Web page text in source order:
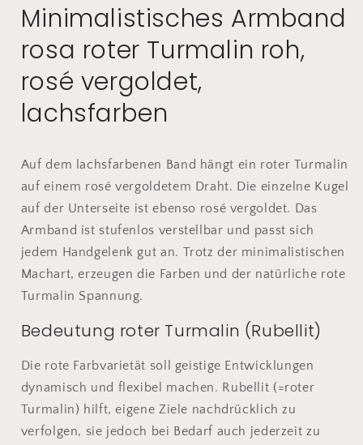
Minimalistisches Armband
rosa roter Turmalin roh,
rosé vergoldet,
lachsfarben
Auf dem lachsfarbenen Band hängt ein roter Turmalin
auf einem rosé vergoldetem Draht. Die einzelne Kugel
auf der Unterseite ist ebenso rosé vergoldet. Das
Armband ist stufenlos verstellbar und passt sich
jedem Handgelenk gut an. Trotz der minimalistischen
Machart, erzeugen die Farben und der natürliche rote
Turmalin Spannung.
Bedeutung roter Turmalin (Rubellit)
Die rote Farbvarietät soll geistige Entwicklungen
dynamisch und flexibel machen. Rubellit (=roter
Turmalin) hilft, eigene Ziele nachdrücklich zu
verfolgen, sie jedoch bei Bedarf auch jederzeit zu